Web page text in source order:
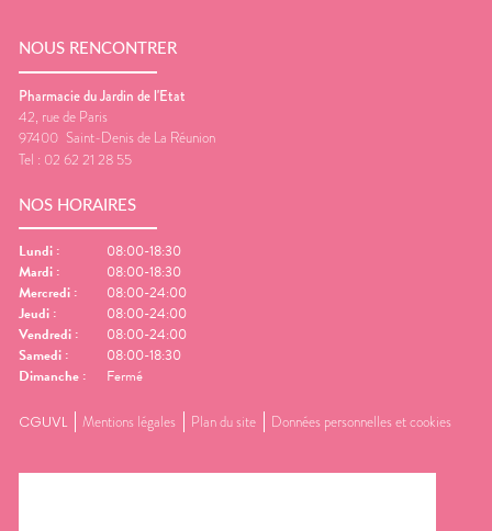
NOUS RENCONTRER
Pharmacie du Jardin de l'Etat
42, rue de Paris
97400 Saint-Denis de La Réunion
Tel : 02 62 21 28 55
NOS HORAIRES
Lundi :
08:00-18:30
Mardi :
08:00-18:30
Mercredi :
08:00-24:00
Jeudi :
08:00-24:00
Vendredi :
08:00-24:00
Samedi :
08:00-18:30
Dimanche : Fermé
CGUVL Mentions légales Plan du site Données personnelles et cookies